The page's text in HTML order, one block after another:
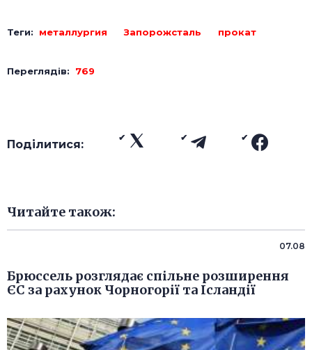
Теги: металлургия Запорожсталь прокат
Переглядів: 769
Поділитися:
Читайте також:
07.08
Брюссель розглядає спільне розширення
ЄС за рахунок Чорногорії та Ісландії